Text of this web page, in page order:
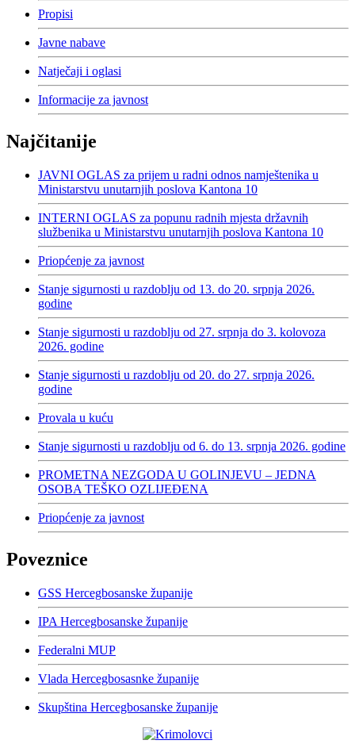
Propisi
Javne nabave
Natječaji i oglasi
Informacije za javnost
Najčitanije
JAVNI OGLAS za prijem u radni odnos namještenika u
Ministarstvu unutarnjih poslova Kantona 10
INTERNI OGLAS za popunu radnih mjesta državnih
službenika u Ministarstvu unutarnjih poslova Kantona 10
Priopćenje za javnost
Stanje sigurnosti u razdoblju od 13. do 20. srpnja 2026.
godine
Stanje sigurnosti u razdoblju od 27. srpnja do 3. kolovoza
2026. godine
Stanje sigurnosti u razdoblju od 20. do 27. srpnja 2026.
godine
Provala u kuću
Stanje sigurnosti u razdoblju od 6. do 13. srpnja 2026. godine
PROMETNA NEZGODA U GOLINJEVU – JEDNA
OSOBA TEŠKO OZLIJEĐENA
Priopćenje za javnost
Poveznice
GSS Hercegbosanske županije
IPA Hercegbosanske županije
Federalni MUP
Vlada Hercegbosasnke županije
Skupština Hercegbosanske županije